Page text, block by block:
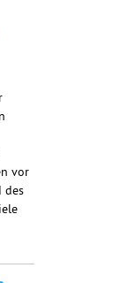
vor
des